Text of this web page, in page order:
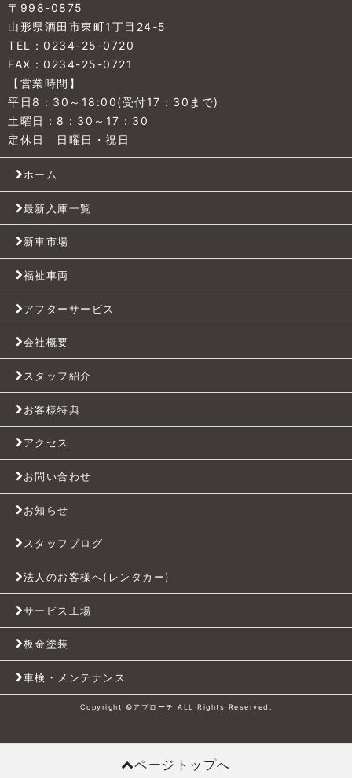
〒998-0875
山形県酒田市東町1丁目24-5
TEL：0234-25-0720
FAX：0234-25-0721
【営業時間】
平日8：30～18:00(受付17：30まで)
土曜日：8：30～17：30
定休日 日曜日・祝日
ホーム
最新入庫一覧
新車市場
福祉車両
アフターサービス
会社概要
スタッフ紹介
お客様特典
アクセス
お問い合わせ
お知らせ
スタッフブログ
法人のお客様へ(レンタカー)
サービス工場
板金塗装
車検・メンテナンス
Copyright ©アプローチ ALL Rights Reserved.
ページトップへ